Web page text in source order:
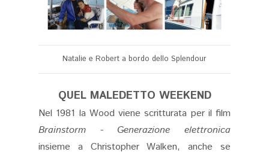
Natalie e Robert a bordo dello Splendour
QUEL MALEDETTO WEEKEND
Nel 1981 la Wood viene scritturata per il film
Brainstorm - Generazione elettronica
insieme a Christopher Walken, anche se